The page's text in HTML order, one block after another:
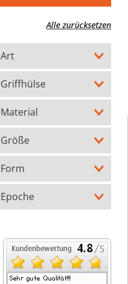
Alle zurücksetzen
Art
Griffhülse
Material
Größe
Form
Epoche